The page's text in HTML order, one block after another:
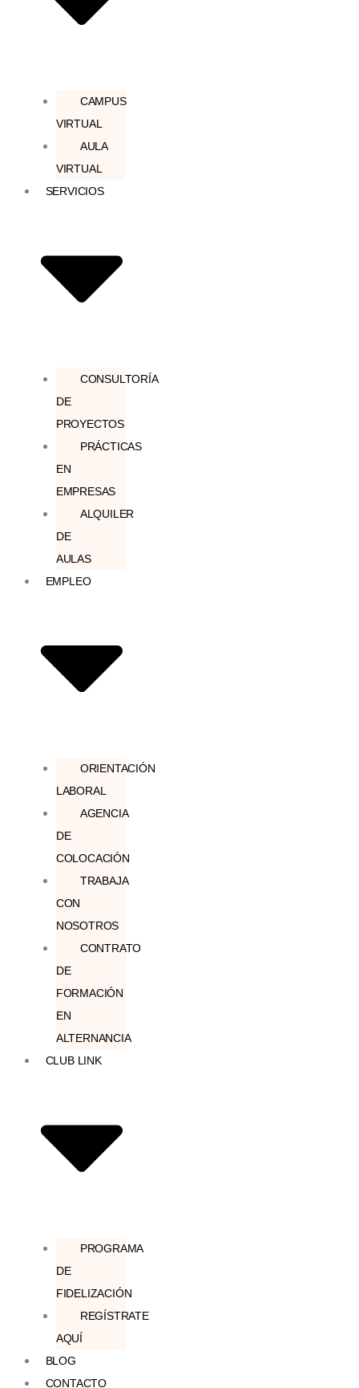
CAMPUS
VIRTUAL
AULA
VIRTUAL
SERVICIOS
CONSULTORÍA
DE
PROYECTOS
PRÁCTICAS
EN
EMPRESAS
ALQUILER
DE
AULAS
EMPLEO
ORIENTACIÓN
LABORAL
AGENCIA
DE
COLOCACIÓN
TRABAJA
CON
NOSOTROS
CONTRATO
DE
FORMACIÓN
EN
ALTERNANCIA
CLUB LINK
PROGRAMA
DE
FIDELIZACIÓN
REGÍSTRATE
AQUÍ
BLOG
CONTACTO